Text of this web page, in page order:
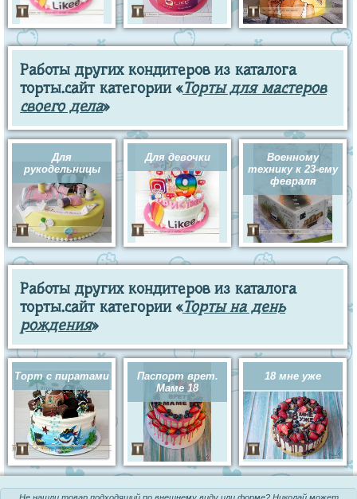
Работы других кондитеров из каталога
торты.сайт категории «Торты для мастеров
своего дела»
Для
рукодельницы
Для девочки
Военному
технику к 23-ему
февраля
Работы других кондитеров из каталога
торты.сайт категории «Торты на день
рождения»
Торт с пиратами
Паспорт врет.
Маме 18
18 мне уже